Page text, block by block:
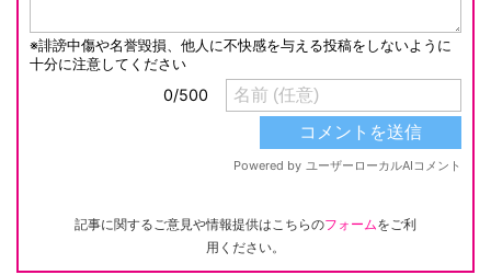
記事に関するご意見や情報提供はこちらのフォームをご利
用ください。